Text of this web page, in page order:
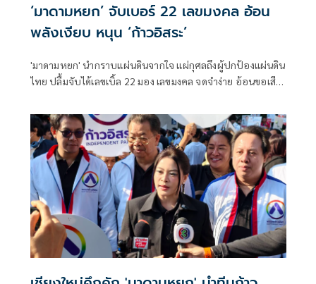
‘มาดามหยก’ จับเบอร์ 22 เลขมงคล อ้อน
พลังเงียบ หนุน ‘ก้าวอิสระ’
'มาดามหยก' นำกราบแผ่นดินจากใจ แผ่กุศลถึงผู้ปกป้องแผ่นดิน
ไทย ปลื้มจับได้เลขเบิ้ล 22 มอง เลขมงคล จดจำง่าย อ้อนขอเสียง